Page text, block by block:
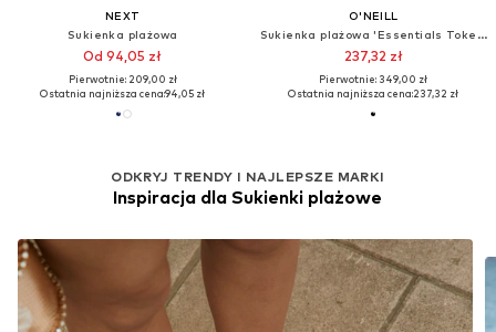
NEXT
Sukienka plażowa
Od 94,05 zł
Pierwotnie: 209,00 zł
Ostatnia najniższa cena:94,05 zł
O'NEILL
Sukienka plażowa 'Essentials Tokeena'
237,32 zł
Pierwotnie: 349,00 zł
Ostatnia najniższa cena:237,32 zł
ODKRYJ TRENDY I NAJLEPSZE MARKI
Inspiracja dla Sukienki plażowe